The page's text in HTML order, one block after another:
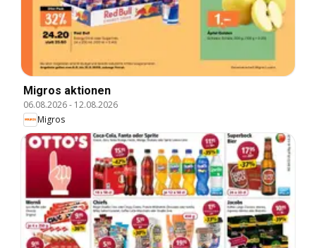
Migros aktionen
06.08.2026- 12.08.2026
Migros